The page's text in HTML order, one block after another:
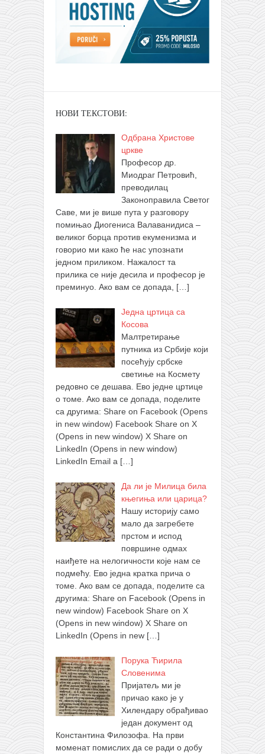
НОВИ ТЕКСТОВИ:
Одбрана Христове
цркве
Професор др.
Миодраг Петровић,
преводилац
Законоправила Светог
Саве, ми је више пута у разговору
помињао Диогениса Валаванидиса –
великог борца против екуменизма и
говорио ми како ће нас упознати
једном приликом. Нажалост та
прилика се није десила и професор је
преминуо. Ако вам се допада, […]
Једна цртица са
Косова
Малтретирање
путника из Србије који
посећују србске
светиње на Космету
редовно се дешава. Ево једне цртице
о томе. Ако вам се допада, поделите
са другима: Share on Facebook (Opens
in new window) Facebook Share on X
(Opens in new window) X Share on
LinkedIn (Opens in new window)
LinkedIn Email a […]
Да ли је Милица била
књегиња или царица?
Нашу историју само
мало да загребете
прстом и испод
површине одмах
наиђете на нелогичности које нам се
подмећу. Ево једна кратка прича о
томе. Ако вам се допада, поделите са
другима: Share on Facebook (Opens in
new window) Facebook Share on X
(Opens in new window) X Share on
LinkedIn (Opens in new […]
Порука Ћирила
Словенима
Пријатељ ми је
причао како је у
Хилендару обрађивао
један документ од
Константина Филозофа. На први
моменат помислих да се ради о добу